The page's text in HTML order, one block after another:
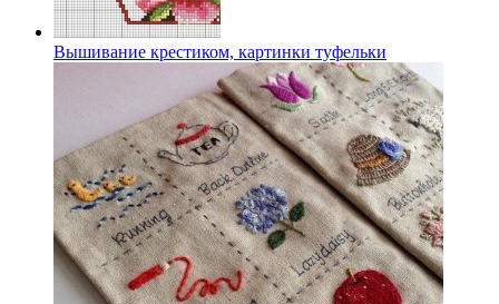
Вышивание крестиком, картинки туфельки